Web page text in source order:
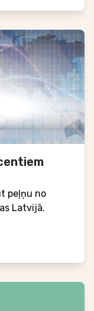
peļņu no
Latvijā.